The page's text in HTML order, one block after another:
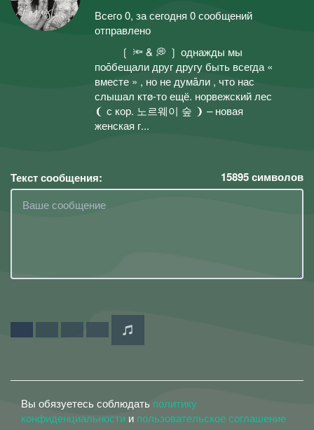
Всего 0, за сегодня 0 сообщений
отправлено
ㅤ⠀ ⠀⠀❲ 🔦 & 💭 ❳ однажды мы
поōбещали друг другу быть всегда «
вместе » , но не думāли , что нас
слышал ктø-то ещё.ㅤ норвежский лес
❨ с кор. 노르웨이 숲 ❩ – новая
женская г...
Текст сообщения: 15895символов
Вы обязуетесь соблюдать политику
конфиденциальности и пользовательское соглашение